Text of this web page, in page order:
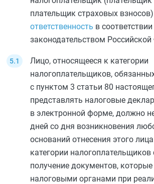
плательщик страховых взносов)
ответственность в соответствии
законодательством
Лицо, относящееся к категории
налогоплательщиков,
с пунктом 3 статьи 80
представлять налоговые
в электронной форме, должно
дней со дня возникновения
оснований отнесения этого
категории налогоплательщиков
получение документов,
налоговыми органами при